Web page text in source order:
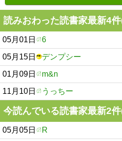
読みおわった読書家最新4
05月01日 6
05月15日 デンプシー
01月09日 m&n
11月10日 うっちー
今読んでいる読書家最新2
05月05日 R